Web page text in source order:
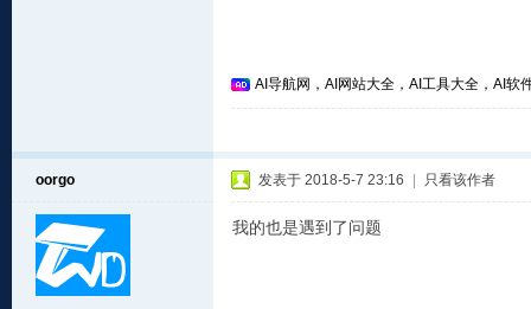
AI导航网，AI网站大全，AI工具大全，AI软
oorgo 发表于 2018-5-7 23:16 只看该作者
我的也是遇到了问题